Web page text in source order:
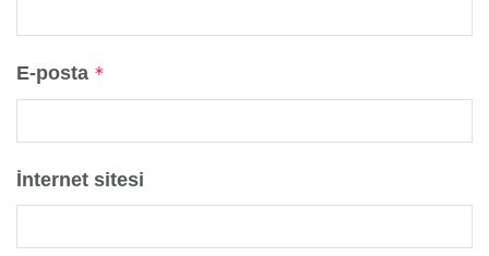
E-posta *
İnternet sitesi